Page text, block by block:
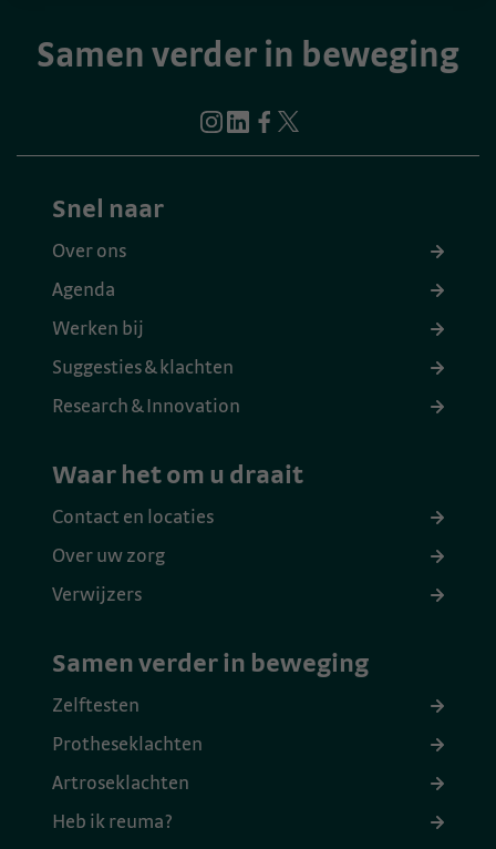
Samen verder in beweging
Snel naar
Over ons
Agenda
Werken bij
Suggesties & klachten
Research & Innovation
Waar het om u draait
Contact en locaties
Over uw zorg
Verwijzers
Samen verder in beweging
Zelftesten
Protheseklachten
Artroseklachten
Heb ik reuma?